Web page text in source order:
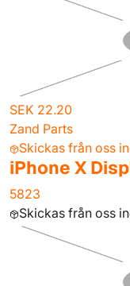
SEK 22.20
Zand Parts
Skickas från oss
iPhone X
5823
Skickas från oss